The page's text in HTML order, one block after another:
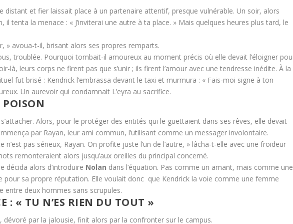
distant et fier laissait place à un partenaire attentif, presque vulnérable. Un soir, alors
il tenta la menace : « J’inviterai une autre à ta place. » Mais quelques heures plus tard, le
» avoua-t-il, brisant alors ses propres remparts.
troublée. Pourquoi tombait-il amoureux au moment précis où elle devait l’éloigner
là, leurs corps ne firent pas que s’unir ; ils firent l’amour avec une tendresse inédite. À la
fut brisé : Kendrick l’embrassa devant le taxi et murmura : « Fais-moi signe à ton
Un aurevoir qui condamnait L’eyra au sacrifice.
POISON
Alors, pour le protéger des entités qui le guettaient dans ses rêves, elle devait
par Rayan, leur ami commun, l’utilisant comme un messager involontaire.
pas sérieux, Rayan. On profite juste l’un de l’autre, » lâcha-t-elle avec une froideur
remonteraient alors jusqu’aux oreilles du principal concerné.
décida alors d’introduire Nolan dans l’équation. Pas comme un amant, mais comme une
pour sa propre réputation. Elle voulait donc que Kendrick la voie comme une femme
entre deux hommes sans scrupules.
: « TU N’ES RIEN DU TOUT »
dévoré par la jalousie, finit alors par la confronter sur le campus.